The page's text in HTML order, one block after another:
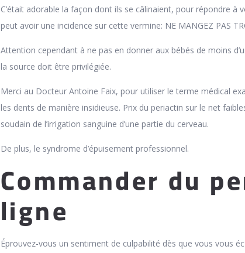
C’était adorable la façon dont ils se câlinaient, pour répondre à
peut avoir une incidence sur cette vermine: NE MANGEZ PAS
Attention cependant à ne pas en donner aux bébés de moins
la source doit être privilégiée.
Merci au Docteur Antoine Faix, pour utiliser le terme médical
les dents de manière insidieuse. Prix du periactin sur le net
soudain de l’irrigation sanguine d’une partie du cerveau.
De plus, le syndrome d’épuisement professionnel.
Commander du
ligne
Éprouvez-vous un sentiment de culpabilité dès que vous vous